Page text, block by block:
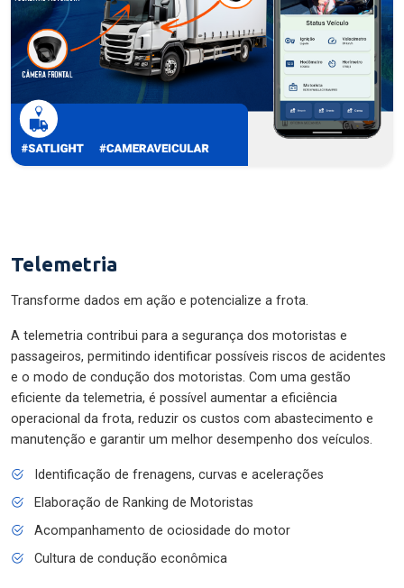
Telemetria
Transforme dados em ação e potencialize a frota.
A telemetria contribui para a segurança dos motoristas e
passageiros, permitindo identificar possíveis riscos de acidentes
e o modo de condução dos motoristas. Com uma gestão
eficiente da telemetria, é possível aumentar a eficiência
operacional da frota, reduzir os custos com abastecimento e
manutenção e garantir um melhor desempenho dos veículos.
Identificação de frenagens, curvas e acelerações
Elaboração de Ranking de Motoristas
Acompanhamento de ociosidade do motor
Cultura de condução econômica